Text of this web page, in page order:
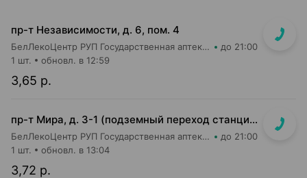
пр-т Независимости, д. 6, пом. 4
БелЛекоЦентр РУП Государственная аптека №1 до 21:00
3,65 р.
1 шт. обновл. в 12:59
пр-т Мира, д. 3-1 (подземный переход станции метро "Аэродромная")
БелЛекоЦентр РУП Государственная аптека №48 до 21:00
3,72 р.
1 шт. обновл. в 13:04